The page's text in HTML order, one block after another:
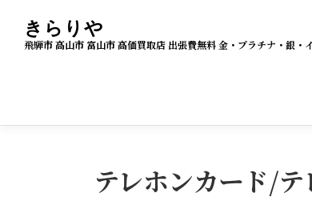
へ
きらりや
飛騨市 高山市 富山市 高価買取店 出張費無料 金・プラチナ・銀
テレホンカード/テ